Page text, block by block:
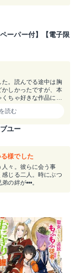
ーパー付】【電子限
。読んでる途中は胸
しかったですが、本
ちゃ好きな作品にな
読む
ユー
様でした
人々。彼らに会う事
じる二人。時にぶつ
の絆が•••。